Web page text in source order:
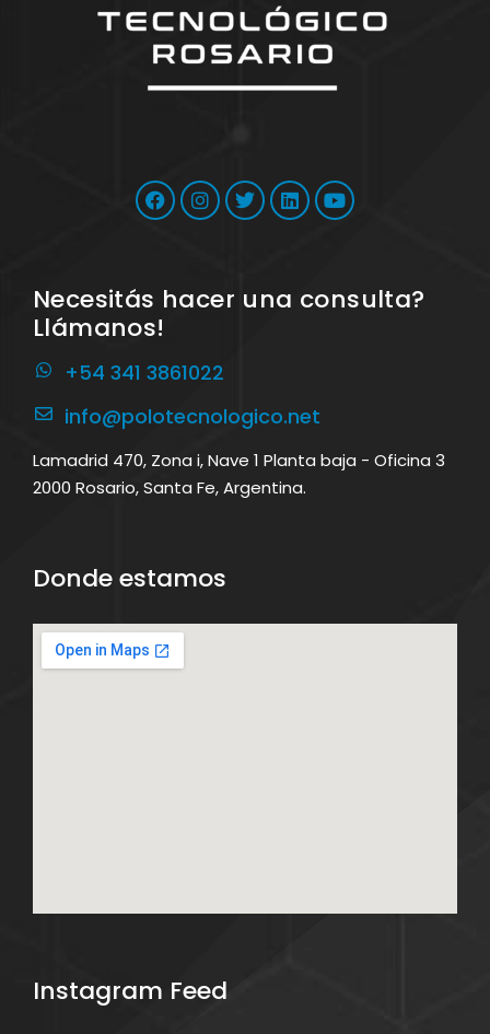
Necesitás hacer una consulta?
Llámanos!
+54 341 3861022
info@polotecnologico.net
Lamadrid 470, Zona i, Nave 1 Planta baja - Oficina 3
2000 Rosario, Santa Fe, Argentina.
Donde estamos
Instagram Feed